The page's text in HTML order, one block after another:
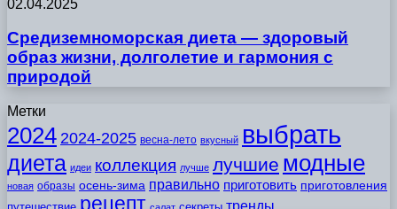
02.04.2025
Средиземноморская диета — здоровый
образ жизни, долголетие и гармония с
природой
Метки
2024 2024-2025 весна-лето вкусный выбрать
диета идеи коллекция лучше лучшие модные
новая образы осень-зима правильно приготовить приготовления
рецепт